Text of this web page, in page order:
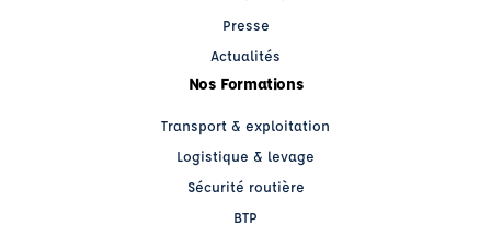
Presse
Actualités
Nos Formations
Transport & exploitation
Logistique & levage
Sécurité routière
BTP